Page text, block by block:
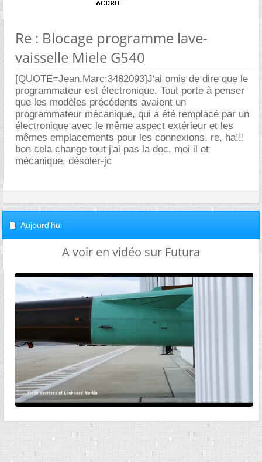
Re : Blocage programme lave-
vaisselle Miele G540
[QUOTE=Jean.Marc;3482093]J'ai omis de dire que le
programmateur est électronique. Tout porte à penser
que les modèles précédents avaient un
programmateur mécanique, qui a été remplacé par un
électronique avec le même aspect extérieur et les
mêmes emplacements pour les connexions. re, ha!!!
bon cela change tout j'ai pas la doc, moi il et
mécanique, désoler-jc
Aujourd'hui
A voir en vidéo sur Futura